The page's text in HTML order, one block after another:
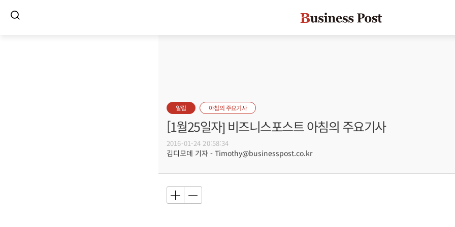
알림 아침의 주요기사
[1월25일자] 비즈니스포스트 아침의 주요기사
2016-01-24 20:58:34
김디모데 기자 - Timothy@businesspost.co.kr